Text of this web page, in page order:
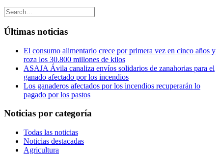
Últimas noticias
El consumo alimentario crece por primera vez en cinco años y
roza los 30.800 millones de kilos
ASAJA Ávila canaliza envíos solidarios de zanahorias para el
ganado afectado por los incendios
Los ganaderos afectados por los incendios recuperarán lo
pagado por los pastos
Noticias por categoría
Todas las noticias
Noticias destacadas
Agricultura